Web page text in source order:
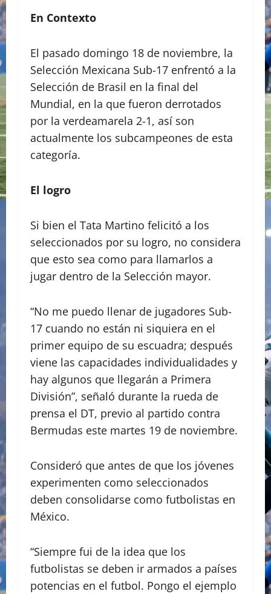
En Contexto
El pasado domingo 18 de noviembre, la
Selección Mexicana Sub-17 enfrentó a la
Selección de Brasil en la final del
Mundial, en la que fueron derrotados
por la verdeamarela 2-1, así son
actualmente los subcampeones de esta
categoría.
El logro
Si bien el Tata Martino felicitó a los
seleccionados por su logro, no considera
que esto sea como para llamarlos a
jugar dentro de la Selección mayor.
“No me puedo llenar de jugadores Sub-
17 cuando no están ni siquiera en el
primer equipo de su escuadra; después
viene las capacidades individualidades y
hay algunos que llegarán a Primera
División”, señaló durante la rueda de
prensa el DT, previo al partido contra
Bermudas este martes 19 de noviembre.
Consideró que antes de que los jóvenes
experimenten como seleccionados
deben consolidarse como futbolistas en
México.
“Siempre fui de la idea que los
futbolistas se deben ir armados a países
potencias en el futbol. Pongo el ejemplo